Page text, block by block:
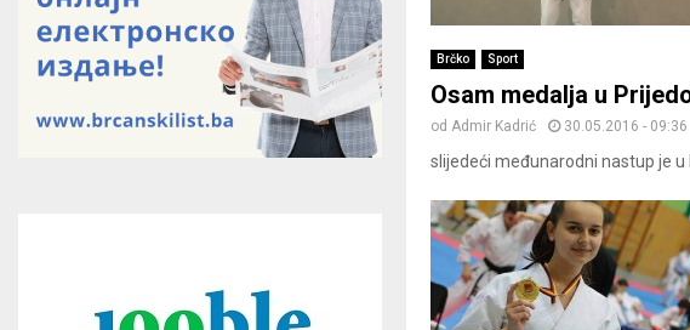
Brčko Sport
Osam medalja u
od Admir Kadrić 30.05.2016 - 09:36
slijedeći međunarodni nastup je u